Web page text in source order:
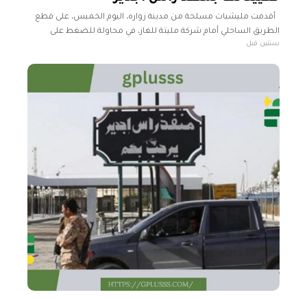
أقدمت مليشيات مسلحة من مدينة زواره، اليوم الخميس، على قطع
الطريق الساحلي أمام شركة مليتة للغاز، في محاولة للضغط على
حكومة عبد الحميد الدبيبة. وطالبت تلك المليشيات بإعادة تعيين
سنتين قبل